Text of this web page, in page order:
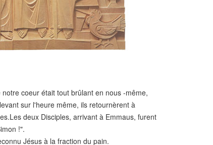
coeur était tout brûlant en nous -même,
sur l'heure même, ils retournèrent à
deux Disciples, arrivant à Emmaus, furent
!".
Jésus à la fraction du pain.